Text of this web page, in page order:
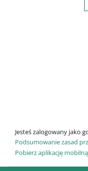
Jesteś zalogowany jako
Podsumowanie zasad
Pobierz aplikację mobilną